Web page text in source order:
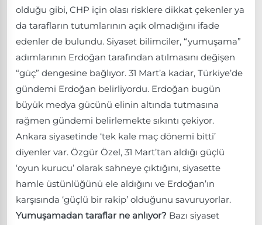
olduğu gibi, CHP için olası risklere dikkat çekenler ya
da tarafların tutumlarının açık olmadığını ifade
edenler de bulundu. Siyaset bilimciler, “yumuşama”
adımlarının Erdoğan tarafından atılmasını değişen
“güç” dengesine bağlıyor. 31 Mart’a kadar, Türkiye’de
gündemi Erdoğan belirliyordu. Erdoğan bugün
büyük medya gücünü elinin altında tutmasına
rağmen gündemi belirlemekte sıkıntı çekiyor.
Ankara siyasetinde ‘tek kale maç dönemi bitti’
diyenler var. Özgür Özel, 31 Mart’tan aldığı güçlü
‘oyun kurucu’ olarak sahneye çıktığını, siyasette
hamle üstünlüğünü ele aldığını ve Erdoğan’ın
karşısında ‘güçlü bir rakip’ olduğunu savuruyorlar.
Yumuşamadan taraflar ne anlıyor? Bazı siyaset